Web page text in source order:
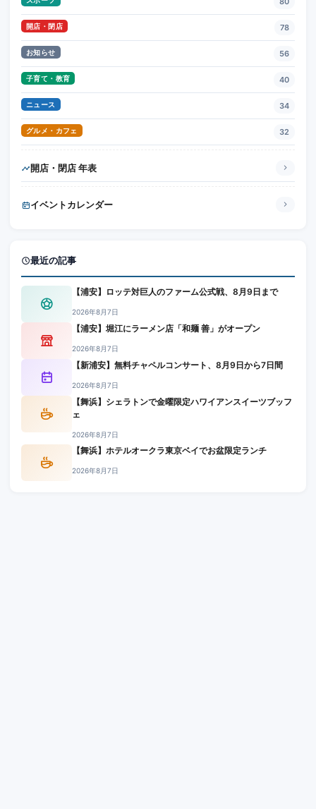
開店・閉店 78
お知らせ 56
子育て・教育 40
ニュース 34
グルメ・カフェ 32
開店・閉店 年表
イベントカレンダー
最近の記事
【浦安】ロッテ対巨人のファーム公式戦、8月9日まで
2026年8月7日
【浦安】堀江にラーメン店「和麺 善」がオープン
2026年8月7日
【新浦安】無料チャペルコンサート、8月9日から7日間
2026年8月7日
【舞浜】シェラトンで金曜限定ハワイアンスイーツブッフ
ェ
2026年8月7日
【舞浜】ホテルオークラ東京ベイでお盆限定ランチ
2026年8月7日